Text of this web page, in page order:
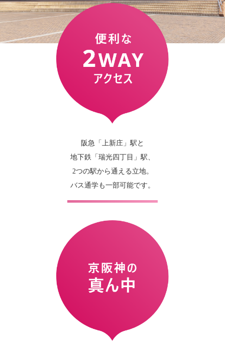
阪急「上新庄」駅と
地下鉄「瑞光四丁目」駅、
2つの駅から通える立地。
バス通学も一部可能です。